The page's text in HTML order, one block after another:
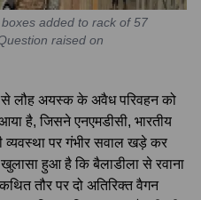
added to rack of 57
raised on
से लौह अयस्क के अवैध परिवहन को
है, जिसने एनएमडीसी, भारतीय
व्यवस्था पर गंभीर सवाल खड़े कर
हुआ है कि बैलाडीला से रवाना
तौर पर दो अतिरिक्त वैगन